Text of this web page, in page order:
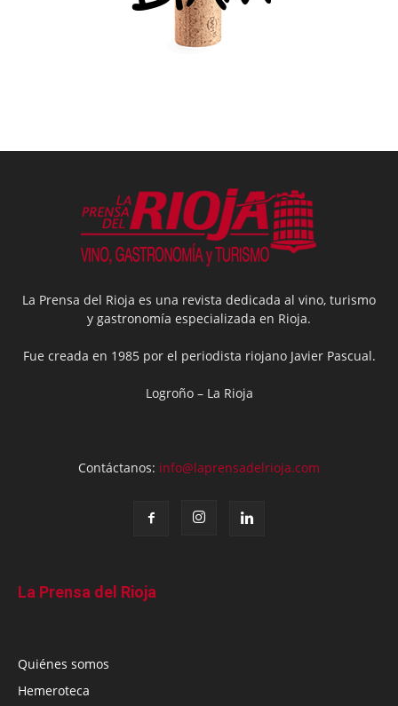
La Prensa del Rioja es una revista dedicada al vino, turismo
y gastronomía especializada en Rioja.
Fue creada en 1985 por el periodista riojano Javier Pascual.
Logroño – La Rioja
Contáctanos: info@laprensadelrioja.com
La Prensa del Rioja
Quiénes somos
Hemeroteca